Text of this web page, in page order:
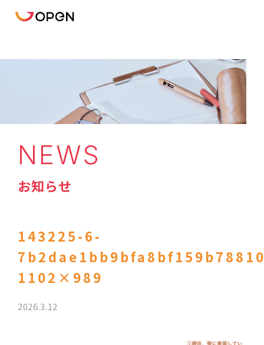
NEWS
お知らせ
143225-6-
1102×989
2026.3.12